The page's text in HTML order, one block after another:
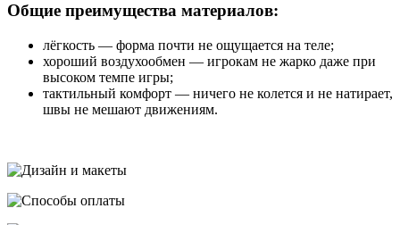
Общие преимущества материалов:
лёгкость — форма почти не ощущается на теле;
хороший воздухообмен — игрокам не жарко даже при
высоком темпе игры;
тактильный комфорт — ничего не колется и не натирает,
швы не мешают движениям.